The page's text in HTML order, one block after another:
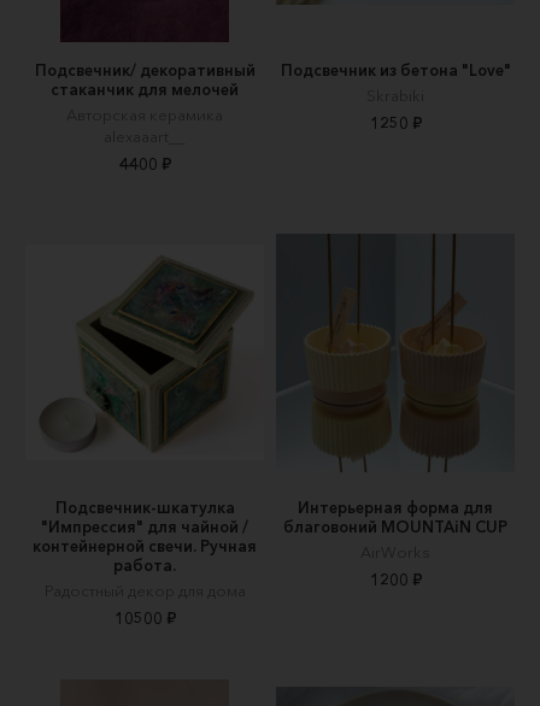
Подсвечник/ декоративный
стаканчик для мелочей
Авторская керамика
alexaaart__
4400 ₽
Подсвечник из бетона "Love"
Skrabiki
1250 ₽
Подсвечник-шкатулка
"Импрессия" для чайной /
контейнерной свечи. Ручная
работа.
Радостный декор для дома
10500 ₽
Интерьерная форма для
благовоний MOUNTAiN CUP
AirWorks
1200 ₽